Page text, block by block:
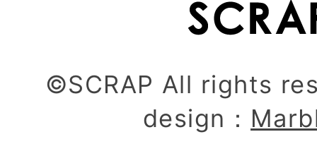
©SCRAP All rights
design：